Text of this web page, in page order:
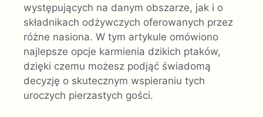
występujących na danym obszarze, jak i o
składnikach odżywczych oferowanych przez
różne nasiona. W tym artykule omówiono
najlepsze opcje karmienia dzikich ptaków,
dzięki czemu możesz podjąć świadomą
decyzję o skutecznym wspieraniu tych
uroczych pierzastych gości.